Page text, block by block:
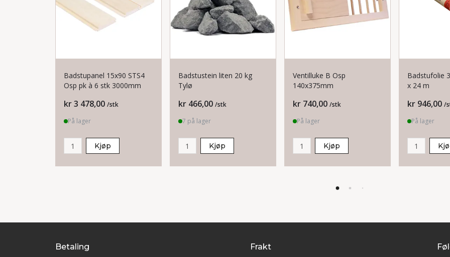
Badstupanel 15x90 STS4
Osp pk à 6 stk 3000mm
Pris
kr 3 478,00 /stk
På lager
Kjøp
Badstustein liten 20 kg
Tylø
Pris
kr 466,00 /stk
7 på lager
Kjøp
Ventilluke B Osp
140x375mm
Pris
kr 740,00 /stk
På lager
Kjøp
Badstufolie
x 24 m
Pris
kr 946,00 /
På lager
Betaling Frakt